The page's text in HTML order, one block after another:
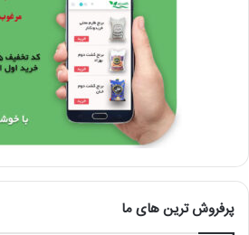
پرفروش ترین های ما